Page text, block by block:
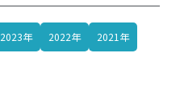
2023年 2022年 2021年